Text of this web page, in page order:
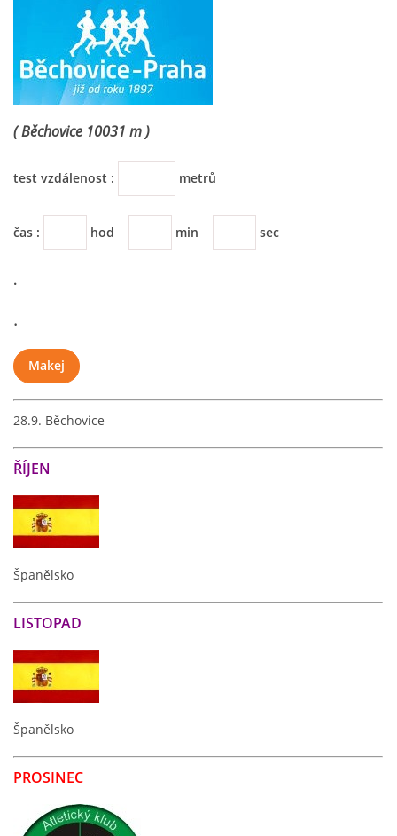
( Běchovice 10031 m )
test vzdálenost : metrů
čas : hod min sec
.
.
28.9. Běchovice
ŘÍJEN
Španělsko
LISTOPAD
Španělsko
PROSINEC